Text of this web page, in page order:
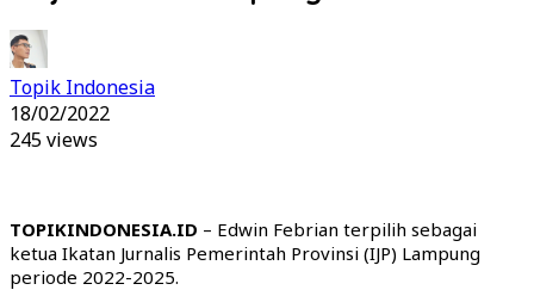
Topik Indonesia
18/02/2022
245 views
TOPIKINDONESIA.ID – Edwin Febrian terpilih sebagai
ketua Ikatan Jurnalis Pemerintah Provinsi (IJP) Lampung
periode 2022-2025.